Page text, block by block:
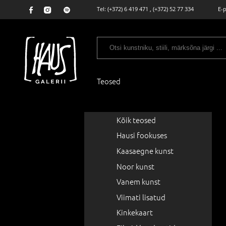
Tel: (+372) 6 419 471 , (+372) 52 77 334 E-
Teosed
Kõik teosed
Hausi fookuses
Kaasaegne kunst
Noor kunst
Vanem kunst
Viimati lisatud
Kinkekaart